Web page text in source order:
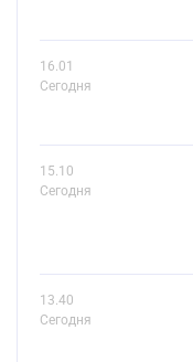
16.01
Сегодня
15.10
Сегодня
13.40
Сегодня